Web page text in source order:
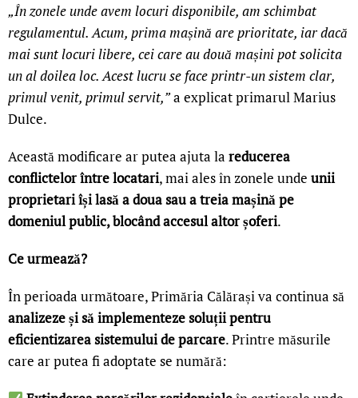
„În zonele unde avem locuri disponibile, am schimbat
regulamentul. Acum, prima mașină are prioritate, iar dacă
mai sunt locuri libere, cei care au două mașini pot solicita
un al doilea loc. Acest lucru se face printr-un sistem clar,
primul venit, primul servit,”a explicat primarul Marius
Dulce.
Această modificare ar putea ajuta la reducerea
conflictelor între locatari, mai ales în zonele unde unii
proprietari își lasă a doua sau a treia mașină pe
domeniul public, blocând accesul altor șoferi.
Ce urmează?
În perioada următoare, Primăria Călărași va continua să
analizeze și să implementeze soluții pentru
eficientizarea sistemului de parcare. Printre măsurile
care ar putea fi adoptate se numără: